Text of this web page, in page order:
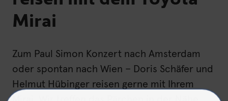
Mirai
Zum Paul Simon Konzert nach Amsterdam
oder spontan nach Wien – Doris Schäfer und
Helmut Hübinger reisen gerne mit Ihrem